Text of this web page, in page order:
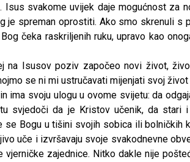
Isus svakome uvijek daje mogućnost za
je spreman oprostiti. Ako smo skrenuli s
čeka raskriljenih ruku, upravo kao
na Isusov poziv započeo novi život,
se ni mi ustručavati mijenjati svoj
ima svoju ulogu u ovome svijetu: da
svjedoči da je Kristov učenik, da
se Bogu u tišini svojih sobica ili bolničkih
uče i izvršavaju svoje svakodnevne
vjerničke zajednice. Nitko dakle nije